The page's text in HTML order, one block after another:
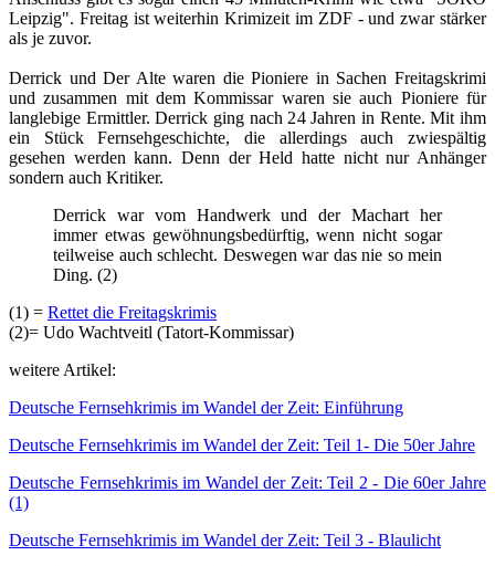
Leipzig". Freitag ist weiterhin Krimizeit im ZDF - und zwar stärker
als je zuvor.
Derrick und Der Alte waren die Pioniere in Sachen Freitagskrimi
und zusammen mit dem Kommissar waren sie auch Pioniere für
langlebige Ermittler. Derrick ging nach 24 Jahren in Rente. Mit ihm
ein Stück Fernsehgeschichte, die allerdings auch zwiespältig
gesehen werden kann. Denn der Held hatte nicht nur Anhänger
sondern auch Kritiker.
Derrick war vom Handwerk und der Machart her
immer etwas gewöhnungsbedürftig, wenn nicht sogar
teilweise auch schlecht. Deswegen war das nie so mein
Ding. (2)
(1) = Rettet die Freitagskrimis
(2)= Udo Wachtveitl (Tatort-Kommissar)
weitere Artikel:
Deutsche Fernsehkrimis im Wandel der Zeit: Einführung
Deutsche Fernsehkrimis im Wandel der Zeit: Teil 1- Die 50er Jahre
Deutsche Fernsehkrimis im Wandel der Zeit: Teil 2 - Die 60er Jahre
(1)
Deutsche Fernsehkrimis im Wandel der Zeit: Teil 3 - Blaulicht